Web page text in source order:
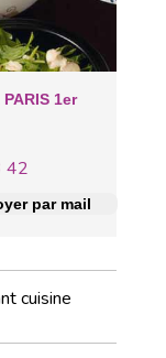
1er
42
par mail
cuisine